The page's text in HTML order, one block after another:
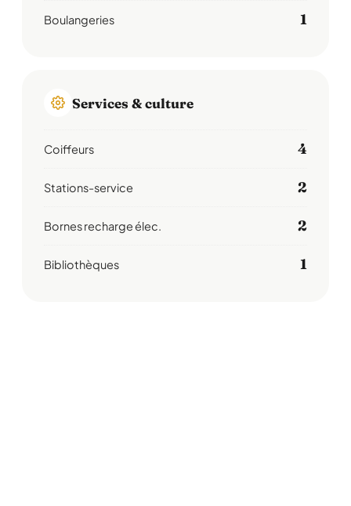
Boulangeries 1
Services & culture
Coiffeurs 4
Stations-service 2
Bornes recharge élec. 2
Bibliothèques 1